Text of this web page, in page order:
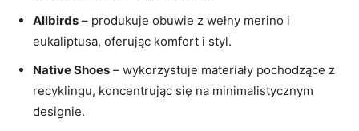
Allbirds – produkuje obuwie z wełny merino i
eukaliptusa, oferując komfort i styl.
Native Shoes – wykorzystuje materiały pochodzące z
recyklingu, koncentrując się na minimalistycznym
designie.